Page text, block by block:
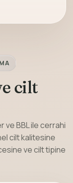
cilt
ve BBL ile cerrahi
cilt kalitesine
ve cilt tipine